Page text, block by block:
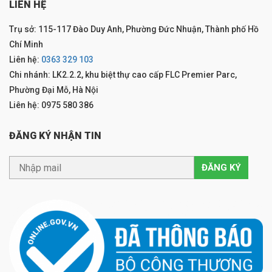
LIÊN HỆ
Trụ sở: 115-117 Đào Duy Anh, Phường Đức Nhuận, Thành phố Hồ
Chí Minh
Liên hệ: 0363 329 103
Chi nhánh: LK2.2.2, khu biệt thự cao cấp FLC Premier Parc,
Phường Đại Mỗ, Hà Nội
Liên hệ: 0975 580 386
ĐĂNG KÝ NHẬN TIN